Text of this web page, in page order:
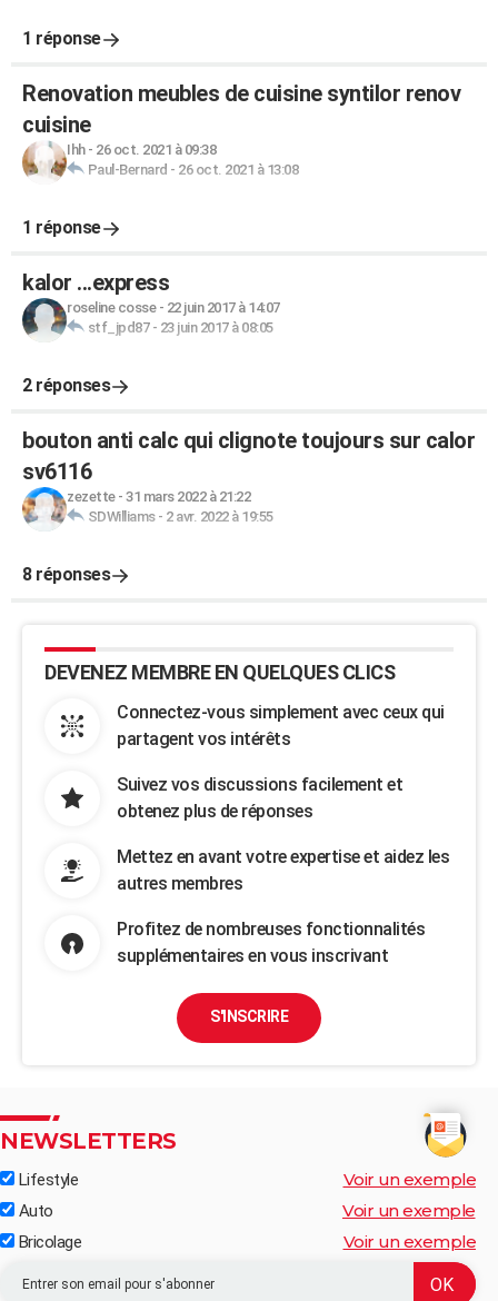
1 réponse
Renovation meubles de cuisine syntilor renov
cuisine
Ihh- 26 oct. 2021 à 09:38
Paul-Bernard - 26 oct. 2021 à 13:08
1 réponse
kalor ...express
roseline cosse- 22 juin 2017 à 14:07
stf_jpd87- 23 juin 2017 à 08:05
2 réponses
bouton anti calc qui clignote toujours sur calor
sv6116
zezette- 31 mars 2022 à 21:22
SDWilliams- 2 avr. 2022 à 19:55
8 réponses
DEVENEZ MEMBRE EN QUELQUES CLICS
Connectez-vous simplement avec ceux qui
partagent vos intérêts
Suivez vos discussions facilement et
obtenez plus de réponses
Mettez en avant votre expertise et aidez les
autres membres
Profitez de nombreuses fonctionnalités
supplémentaires en vous inscrivant
S'INSCRIRE
NEWSLETTERS
Lifestyle Voir un exemple
Auto Voir un exemple
Bricolage Voir un exemple